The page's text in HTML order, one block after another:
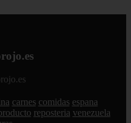
carnes comidas espana
reposteria venezuela